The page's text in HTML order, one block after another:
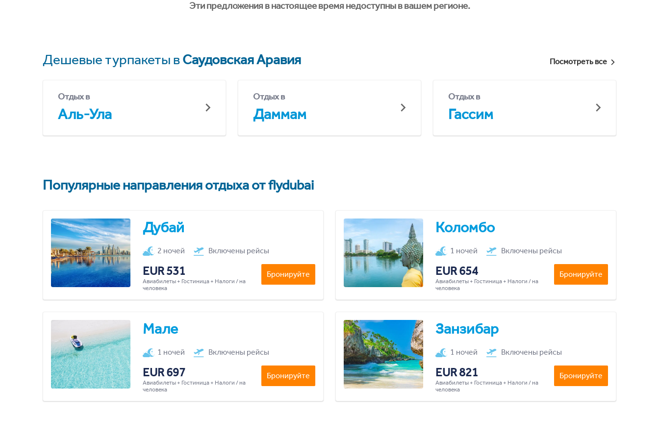
Эти предложения в настоящее время недоступны в вашем регионе.
Дешевые турпакеты вСаудовская Аравия Посмотреть все
Отдых в
Аль-Ула
Отдых в
Даммам
Отдых в
Гассим
Популярные направления отдыха от flydubai
Дубай
2 ночей Включены рейсы
EUR 531
Авиабилеты + Гостиница + Налоги / на
человека
Бронируйте
Коломбо
1 ночей Включены рейсы
EUR 654
Авиабилеты + Гостиница + Налоги / на
человека
Бронируйте
Мале
1 ночей Включены рейсы
EUR 697
Авиабилеты + Гостиница + Налоги / на
человека
Бронируйте
Занзибар
1 ночей Включены рейсы
EUR 821
Авиабилеты + Гостиница + Налоги / на
человека
Бронируйте